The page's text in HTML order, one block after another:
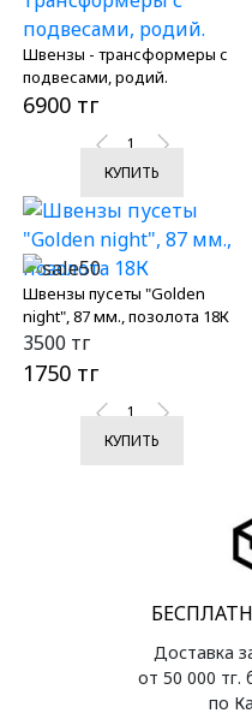
Швензы - трансформеры с
подвесами, родий.
6900 тг
КУПИТЬ
Швензы пусеты "Golden
night", 87 мм., позолота 18К
3500 тг
1750 тг
КУПИТЬ
Доставка
от 50 000 тг.
по